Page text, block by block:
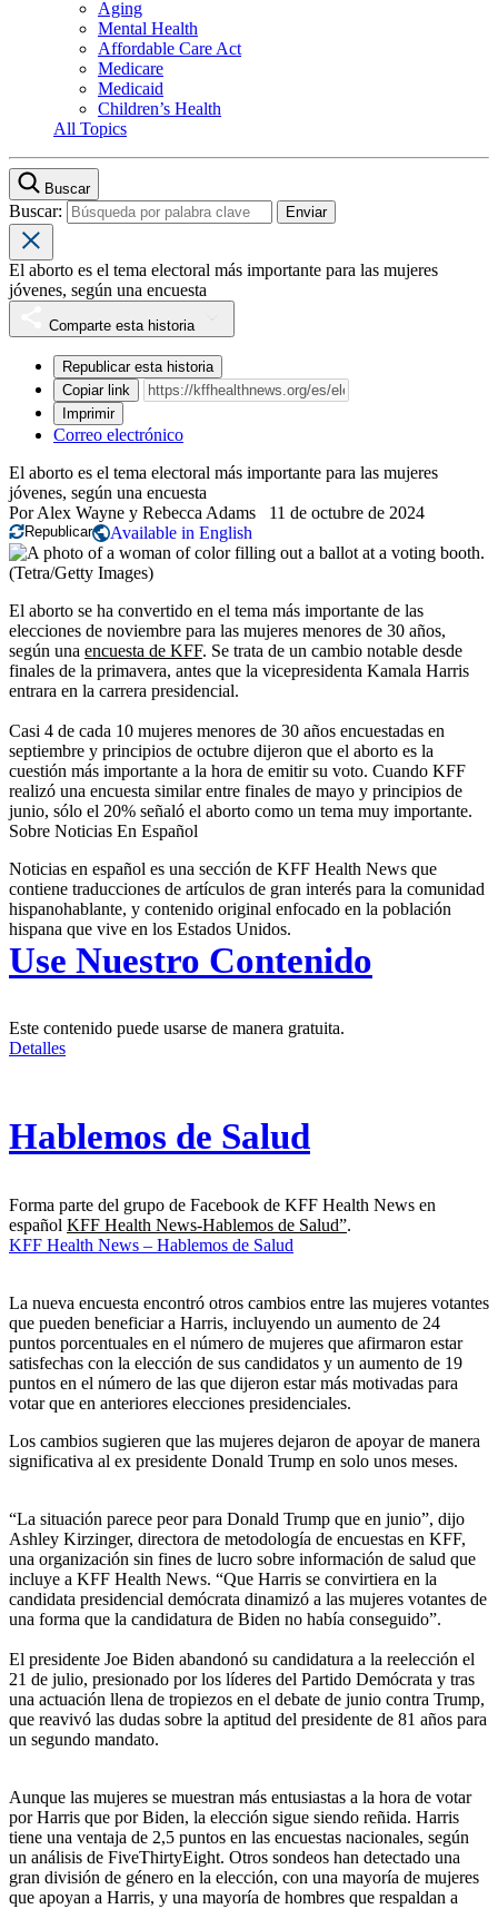
Aging
Mental Health
Affordable Care Act
Medicare
Medicaid
Children’s Health
All Topics
Buscar
Buscar:
El aborto es el tema electoral más importante para las mujeres
jóvenes, según una encuesta
Comparte esta historia
Republicar esta historia
Copiar link
Imprimir
Correo electrónico
El aborto es el tema electoral más importante para las mujeres
jóvenes, según una encuesta
PorAlex Wayne y Rebecca Adams 11 de octubre de 2024
Republicar Available in English
(Tetra/Getty Images)
El aborto se ha convertido en el tema más importante de las
elecciones de noviembre para las mujeres menores de 30 años,
según una encuesta de KFF. Se trata de un cambio notable desde
finales de la primavera, antes que la vicepresidenta Kamala Harris
entrara en la carrera presidencial.
Casi 4 de cada 10 mujeres menores de 30 años encuestadas en
septiembre y principios de octubre dijeron que el aborto es la
cuestión más importante a la hora de emitir su voto. Cuando KFF
realizó una encuesta similar entre finales de mayo y principios de
junio, sólo el 20% señaló el aborto como un tema muy importante.
Sobre Noticias En Español
Noticias en español es una sección de KFF Health News que
contiene traducciones de artículos de gran interés para la comunidad
hispanohablante, y contenido original enfocado en la población
hispana que vive en los Estados Unidos.
Use Nuestro Contenido
Este contenido puede usarse de manera gratuita.
Detalles
Hablemos de Salud
Forma parte del grupo de Facebook de KFF Health News en
español KFF Health News-Hablemos de Salud”.
KFF Health News – Hablemos de Salud
La nueva encuesta encontró otros cambios entre las mujeres votantes
que pueden beneficiar a Harris, incluyendo un aumento de 24
puntos porcentuales en el número de mujeres que afirmaron estar
satisfechas con la elección de sus candidatos y un aumento de 19
puntos en el número de las que dijeron estar más motivadas para
votar que en anteriores elecciones presidenciales.
Los cambios sugieren que las mujeres dejaron de apoyar de manera
significativa al ex presidente Donald Trump en solo unos meses.
“La situación parece peor para Donald Trump que en junio”, dijo
Ashley Kirzinger, directora de metodología de encuestas en KFF,
una organización sin fines de lucro sobre información de salud que
incluye a KFF Health News. “Que Harris se convirtiera en la
candidata presidencial demócrata dinamizó a las mujeres votantes de
una forma que la candidatura de Biden no había conseguido”.
El presidente Joe Biden abandonó su candidatura a la reelección el
21 de julio, presionado por los líderes del Partido Demócrata y tras
una actuación llena de tropiezos en el debate de junio contra Trump,
que reavivó las dudas sobre la aptitud del presidente de 81 años para
un segundo mandato.
Aunque las mujeres se muestran más entusiastas a la hora de votar
por Harris que por Biden, la elección sigue siendo reñida. Harris
tiene una ventaja de 2,5 puntos en las encuestas nacionales, según
un análisis de FiveThirtyEight. Otros sondeos han detectado una
gran división de género en la elección, con una mayoría de mujeres
que apoyan a Harris, y una mayoría de hombres que respaldan a